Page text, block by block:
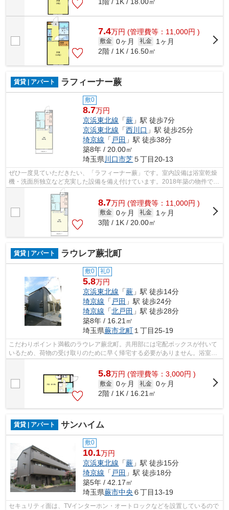
7.4万円 (管理費等：11,000円 )
敷金 0ヶ月 礼金
1ヶ月
2階 / 1K / 16.50㎡
賃貸 | アパート ラフィーナー蕨
敷0
8.7万円
京浜東北線 「蕨 」駅 徒歩7分
京浜東北線 「西川口 」駅 徒歩25分
埼京線 「 戸田 」駅 徒歩38分
築8年 / 20.00㎡
埼玉県 川口市芝５丁目20-13
ぜひ一度見ていただきたい、「ラフィーナー蕨」です。室内設備は浴室乾燥
機・洗面所独立など充実した設備を備え付けています。2018年築の物件で快
適な住まいとなっています。賃料を10...
8.7万円 (管理費等：11,000円 )
敷金 0ヶ月 礼金
1ヶ月
3階 / 1K / 20.00㎡
賃貸 | アパート ラウレア蕨北町
敷0 礼0
5.8万円
京浜東北線 「蕨 」駅 徒歩14分
埼京線 「 戸田 」駅 徒歩24分
埼京線 「北戸田 」駅 徒歩28分
築8年 / 16.21㎡
埼玉県蕨市北町 １丁目25-19
こだわりポイント満載のラウレア蕨北町。共用部には宅配ボックスが付いて
いるため、荷物の受け取りのために早く帰宅する必要がありません。浴室乾
燥機を備え付けているので、室内に干...
5.8万円 (管理費等：3,000円 )
敷金 0ヶ月 礼金 0ヶ月
2階 / 1K / 16.21㎡
賃貸 | アパート サンハイム
敷0
10.1万円
京浜東北線 「蕨 」駅 徒歩15分
埼京線 「 戸田 」駅 徒歩18分
築5年 / 42.17㎡
埼玉県蕨市中央 ６丁目13-19
セキュリティ面は、TVインターホン・オートロックなどを設置しているので